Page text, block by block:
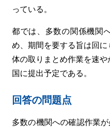
っている。
都では、多数の関係機関
め、期間を要する旨は回
体の取りまとめ作業を速や
国に提出予定である。
回答の問題点
多数の機関への確認作業